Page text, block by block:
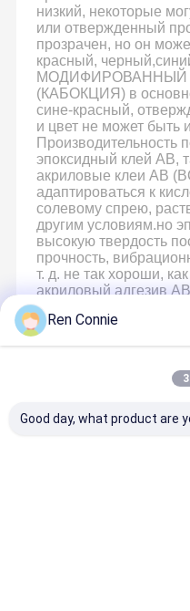
низкий, некоторые
или отвержденный
прозрачен, но он
красный,
МОДИФИРОВАННЫЙ
(КАБОКЦИЯ) в
сине-красный,
и цвет не может быть
Производительность
эпоксидный клей AB,
акриловые клеи AB
адаптироваться к
солевому спрею,
другим условиям.но
высокую твердость
прочность,
т. д. не так хороши,
акриловый адгезив
Рекомендуемые
Ren Connie
Good day, what product are